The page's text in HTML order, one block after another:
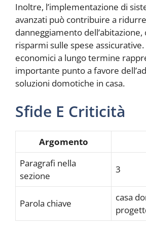
Inoltre, l’implementazione di
avanzati può contribuire a
danneggiamento
risparmi sulle spese
economici a lungo termine
importante punto a favore
soluzioni domotiche in casa.
Sfide E Criticità
Argomento
Paragrafi nella
sezione
3
Parola chiave
casa